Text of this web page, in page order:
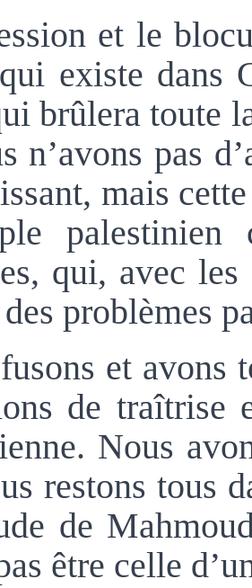
et le
existe dans
brûlera toute
n’avons pas
mais
qui, avec
problèmes
et avons
de traîtrise
Nous
restons tous
de
être celle